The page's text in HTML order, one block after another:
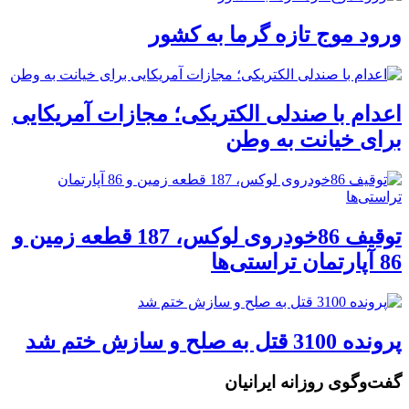
ورود موج تازه گرما به کشور
اعدام با صندلی الکتریکی؛ مجازات آمریکایی
برای خیانت به وطن
توقیف 86خودروی لوکس، 187 قطعه زمین و
86 آپارتمان تراستی‌ها
پرونده 3100 قتل به صلح و سازش ختم شد
گفت‌وگوی روزانه ایرانیان